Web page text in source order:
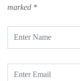
marked *